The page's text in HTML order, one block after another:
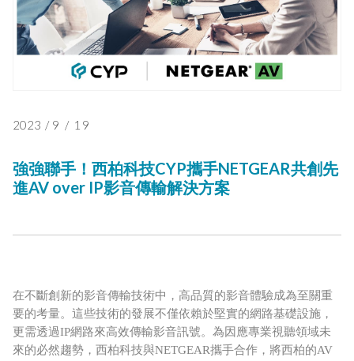
2023 / 9 / 19
強強聯手！西柏科技CYP攜手NETGEAR共創先
進AV over IP影音傳輸解決方案
在不斷創新的影音傳輸技術中，高品質的影音體驗成為至關重
要的考量。這些技術的發展不僅依賴於堅實的網路基礎設施，
更需透過IP網路來高效傳輸影音訊號。為因應專業視聽領域未
來的必然趨勢，西柏科技與NETGEAR攜手合作，將西柏的AV